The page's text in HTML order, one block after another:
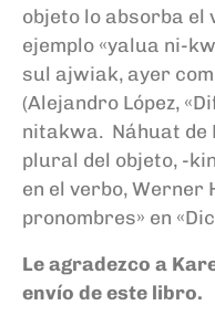
objeto lo absorba el
ejemplo «yalua ni-
sul ajwiak, ayer
(Alejandro López,
nitakwa. Náhuat de
plural del objeto, -
en el verbo, Werner
pronombres» en
Le agradezco a
envío de este libro.